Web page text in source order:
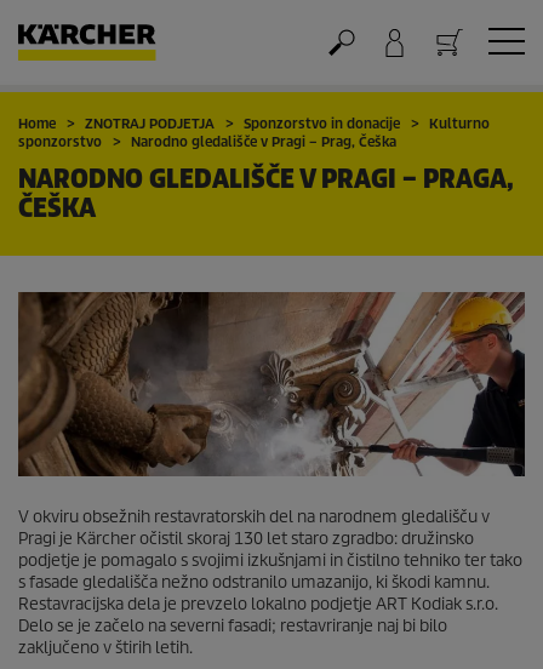
Nakupovalna košarica
Home ZNOTRAJ PODJETJA Sponzorstvo in donacije
Kulturno
sponzorstvo
Narodno gledališče v Pragi – Prag, Češka
NARODNO GLEDALIŠČE V PRAGI – PRAGA,
ČEŠKA
V okviru obsežnih restavratorskih del na narodnem gledališču v
Pragi je Kärcher očistil skoraj 130 let staro zgradbo: družinsko
podjetje je pomagalo s svojimi izkušnjami in čistilno tehniko ter tako
s fasade gledališča nežno odstranilo umazanijo, ki škodi kamnu.
Restavracijska dela je prevzelo lokalno podjetje ART Kodiak s.r.o.
Delo se je začelo na severni fasadi; restavriranje naj bi bilo
zaključeno v štirih letih.